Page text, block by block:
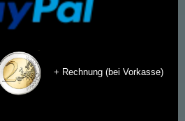
+ Rechnung (bei Vorkasse)